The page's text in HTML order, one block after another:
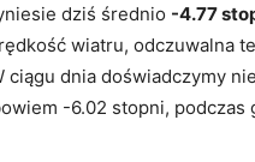
dziś średnio -4.77
wiatru, odczuwalna
ciągu dnia doświadczymy
-6.02 stopni, podczas